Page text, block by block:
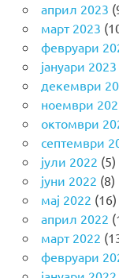
април 2023
март 2023
февруари
јануари 2023
декември
ноември
октомври
септември
јули 2022 (5)
јуни 2022 (8)
мај 2022 (16)
април 2022
март 2022
февруари